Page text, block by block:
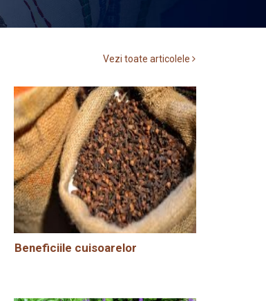
Vezi toate articolele
Beneficiile cuisoarelor